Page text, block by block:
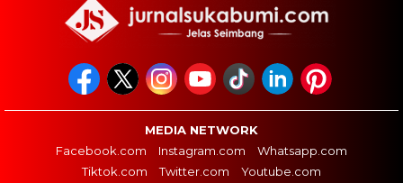
MEDIA NETWORK
Facebook.com
Instagram.com
Whatsapp.com
Tiktok.com
Twitter.com Youtube.com